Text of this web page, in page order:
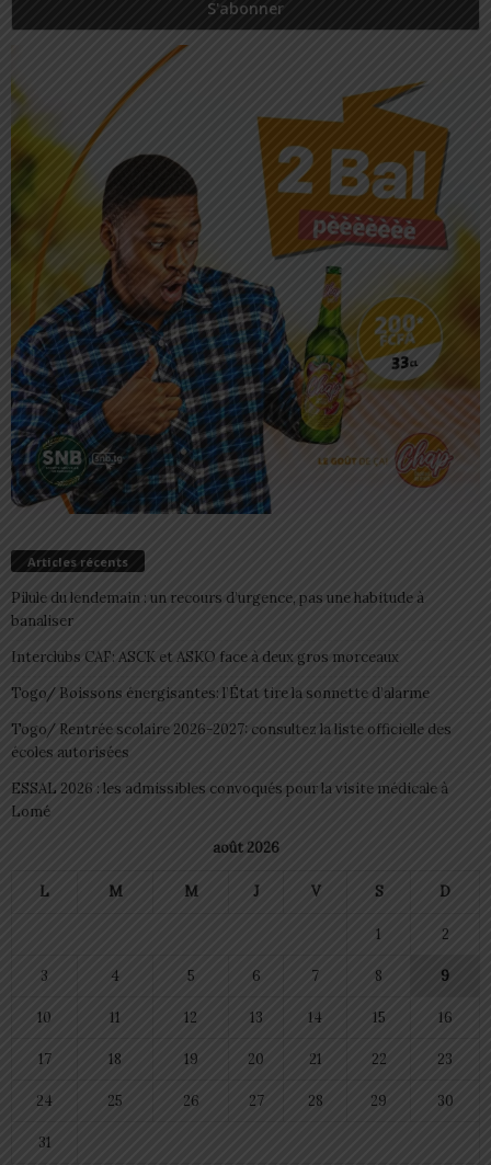
Articles récents
Pilule du lendemain : un recours d’urgence, pas une habitude à
banaliser
Interclubs CAF: ASCK et ASKO face à deux gros morceaux
Togo/ Boissons énergisantes: l’État tire la sonnette d’alarme
Togo/ Rentrée scolaire 2026-2027: consultez la liste officielle des
écoles autorisées
ESSAL 2026 : les admissibles convoqués pour la visite médicale à
Lomé
août 2026
L M M J V S D
1 2
3 4 5 6 7 8 9
10 11 12 13 14 15 16
17 18 19 20 21 22 23
24 25 26 27 28 29 30
31